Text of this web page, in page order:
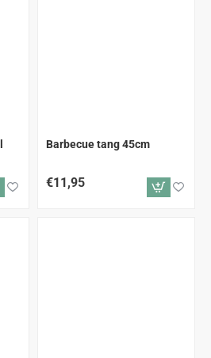
Barbecue tang 45cm
€11,95